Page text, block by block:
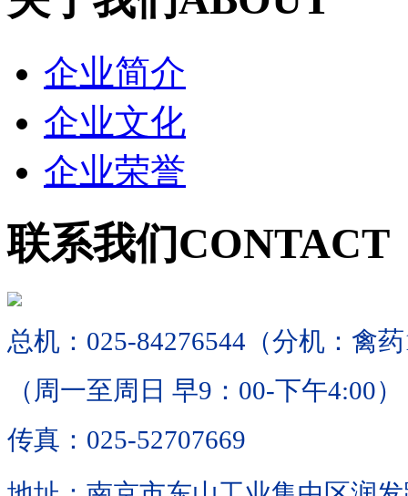
企业简介
企业文化
企业荣誉
联系我们CONTACT
总机：025-84276544（分机：禽
（周一至周日 早9：00-下午4:00）
传真：025-52707669